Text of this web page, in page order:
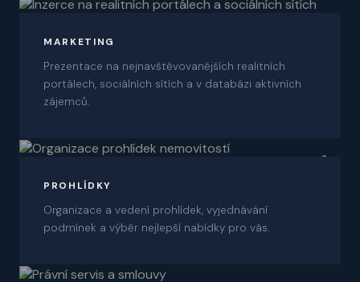
MARKETING
Prezentace na nejnavštěvovanějších realitních
portálech, sociálních sítích a v databázi aktivních
zájemců.
06
PROHLÍDKY
Organizace a vedení prohlídek, vyjednávání
podmínek a výběr nejlepší nabídky pro vás.